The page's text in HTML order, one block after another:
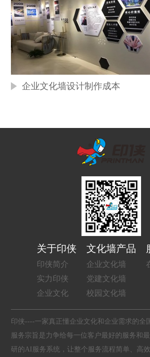
企业文化墙设计制作成本
关于印侠
印侠简介
实力印侠
企业文化
文化墙产品
企业文化墙
党建文化墙
校园文化墙
印侠----一家真正懂企业文化和企业需求的全
服务宗旨是力争给每一位客户最好的服务和
研的AI服务系统，让整个服务流程简单、高